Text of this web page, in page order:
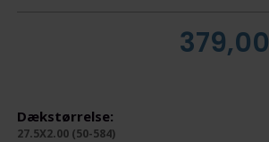
379,00
Dækstørrelse:
27.5X2.00 (50-584)